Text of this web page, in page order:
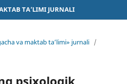
TA’LIMI JURNALI
va maktab ta’limi» jurnali /